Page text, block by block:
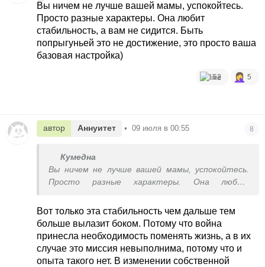
Вы ничем не лучше вашей мамы, успокойтесь.
Просто разные характеры. Она любит
стабильность, а вам не сидится. Быть
попрыгуньей это не достижение, это просто ваша
базовая настройка)
52 5
автор Аннуитет • 09 июля в 00:55 8
Кумедна
Вы ничем не лучше вашей мамы, успокойтесь.
Просто разные характеры. Она любит
попрыгуньей это не достижение, это просто
ваша базовая настройка)
Вот только эта стабильность чем дальше тем
больше вылазит боком. Потому что война
принесла необходимость поменять жизнь, а в их
случае это миссия невыполнима, потому что и
опыта такого нет. В изменении собственной